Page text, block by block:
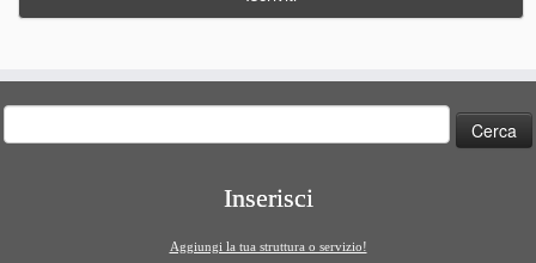
per:
Inserisci
Aggiungi la tua struttura o servizio!